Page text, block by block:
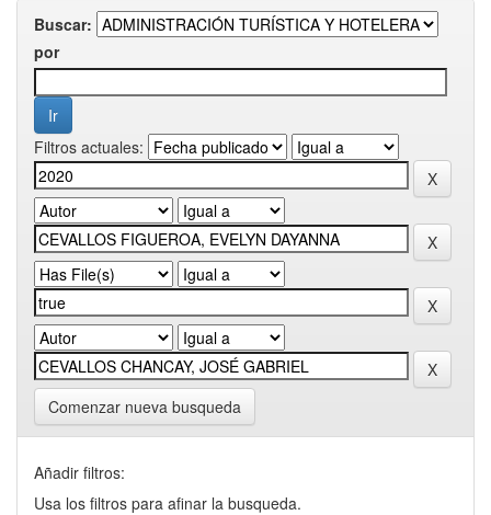
Buscar:
por
Filtros actuales:
Comenzar nueva busqueda
Añadir filtros:
Usa los filtros para afinar la busqueda.